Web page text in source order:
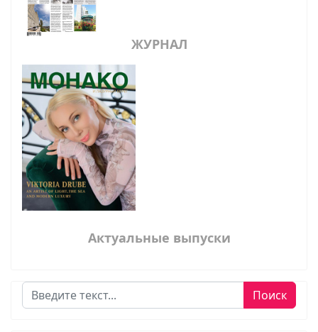
ЖУРНАЛ
Актуальные выпуски
Поиск Поиск